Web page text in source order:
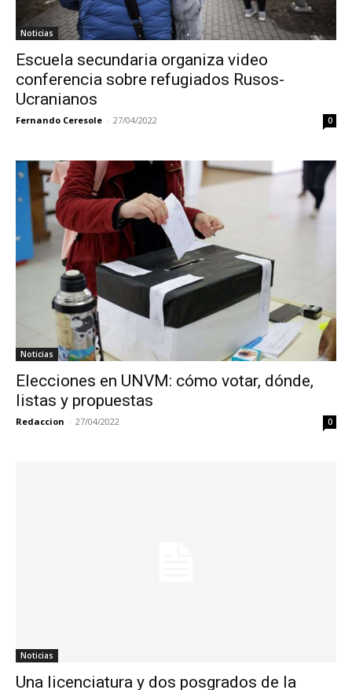
Noticias
Escuela secundaria organiza video
conferencia sobre refugiados Rusos-
Ucranianos
Fernando Ceresole - 27/04/2022 0
Noticias
Elecciones en UNVM: cómo votar, dónde,
listas y propuestas
Redaccion - 27/04/2022 0
Noticias
Una licenciatura y dos posgrados de la